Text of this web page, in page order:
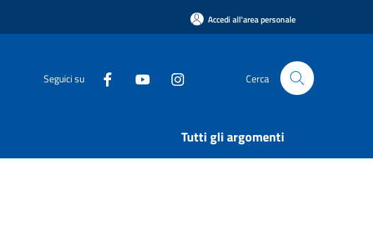
Accedi all'area personale
Seguici su Cerca
Tutti gli argomenti